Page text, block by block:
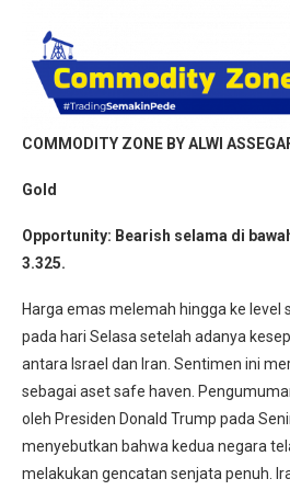
COMMODITY ZONE BY ALWI
Gold
Opportunity: Bearish selama di
3.325.
Harga emas melemah hingga ke level
pada hari Selasa setelah adanya
antara Israel dan Iran. Sentimen ini
sebagai aset safe haven.
oleh Presiden Donald Trump pada
menyebutkan bahwa kedua negara
melakukan gencatan senjata penuh.